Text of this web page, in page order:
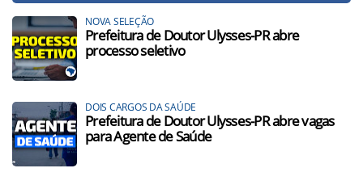
NOVA SELEÇÃO
Prefeitura de Doutor Ulysses-PR abre
processo seletivo
DOIS CARGOS DA SAÚDE
Prefeitura de Doutor Ulysses-PR abre vagas
para Agente de Saúde